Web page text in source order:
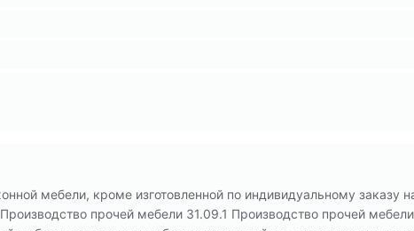
мебели, кроме изготовленной по индивидуальному заказу
прочей мебели 31.09.1 Производство прочей